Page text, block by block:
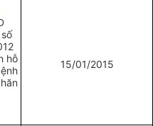
hỗ
15/01/2015